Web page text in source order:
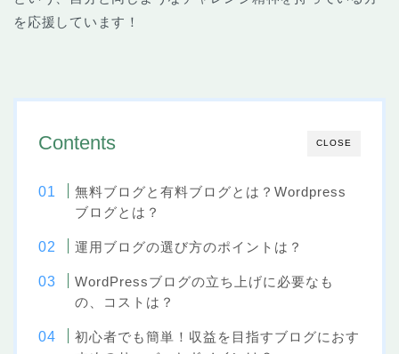
を応援しています！
CLOSE
Contents
無料ブログと有料ブログとは？Wordpress
ブログとは？
運用ブログの選び方のポイントは？
WordPressブログの立ち上げに必要なも
の、コストは？
初心者でも簡単！収益を目指すブログにおす